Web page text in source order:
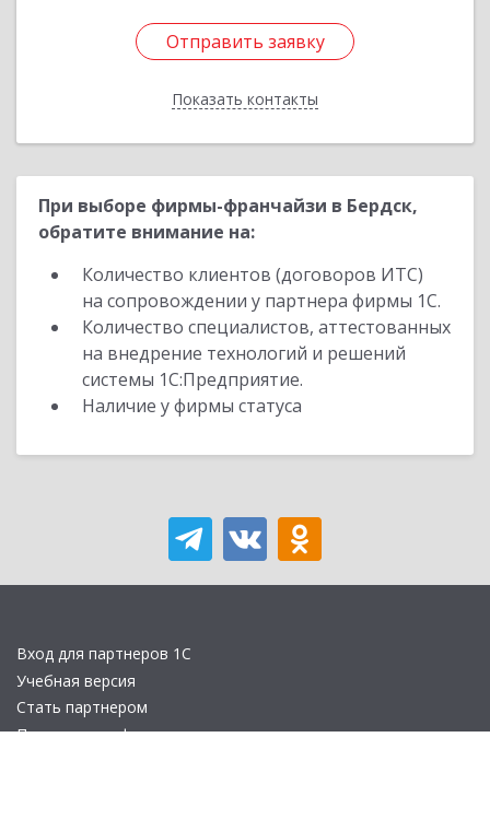
Отправить заявку
Показать контакты
Отправить заявку
Назад
При выборе фирмы-франчайзи в Бердск,
обратите внимание на:
Количество клиентов (договоров ИТС)
на сопровождении у партнера фирмы 1С.
Количество специалистов, аттестованных
на внедрение технологий и решений
системы 1С:Предприятие.
Наличие у фирмы статуса
Вход для партнеров 1С
Учебная версия
Стать партнером
Политика конфиденциальности